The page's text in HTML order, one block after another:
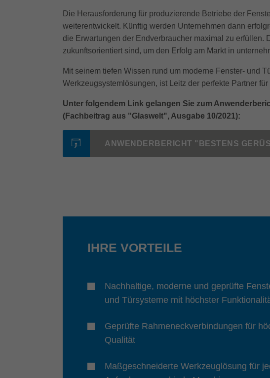
Die Herausforderung für produzierende Betriebe der
weiterentwickelt. Künftig werden Unternehmen dann
die Erwartungen der Endverbraucher maximal zu
zukunftsorientiert sind, um den Erfolg am Markt in
Mit seinem tiefen Wissen rund um moderne Fenster- und
Werkzeugsystemlösungen, ist Leitz der perfekte Partner
Unter folgendem Link gelangen Sie zum
(Fachbeitrag aus "Glaswelt", Ausgabe 10/2021):
ANWENDERBERICHT "BESTENS
IHRE VORTEILE
Nachhaltige, moderne und geprüfte
und Türsysteme mit höchster
Geprüfte Rahmeneckverbindungen für
Qualität
Maßgeschneiderte Werkzeuglösung für